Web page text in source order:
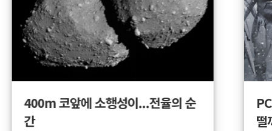
400m 코앞에 소행성이...전율의 순
간
떨